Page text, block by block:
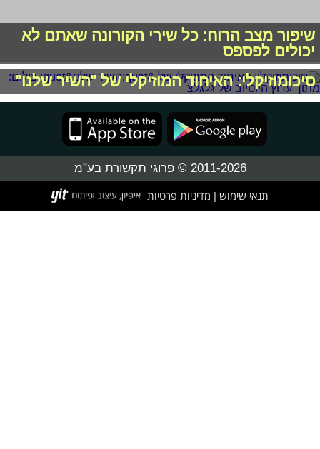
שיפור מצב הרוח: כל שירי הקורונה שאתם לא
יכולים לפספס
סיכומוזיקלי: האיחוד המוזיקלי של "השיר שלנו"
2011-2026 © פרוגי תקשורת בע"מ
תנאי שימוש מדיניות פרטיות